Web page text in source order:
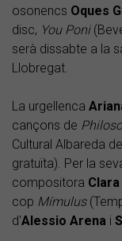
osonencs Oques
disc, You Poni
serà dissabte a la
Llobregat.
La urgellenca
cançons de
Cultural Albareda
gratuïta). Per la
compositora Clara
cop Mímulus
d'Alessio Arena i